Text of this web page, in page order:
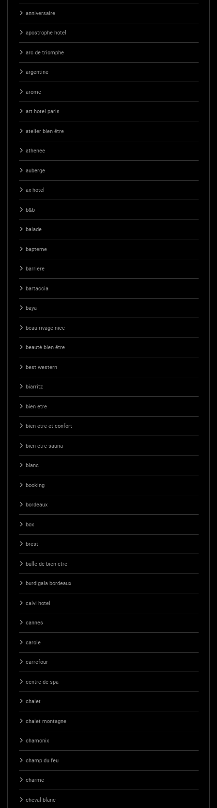
anniversaire
apostrophe hotel
arc de triomphe
argentine
arome
art hotel paris
atelier bien être
athenee
auberge
ax hotel
b&b
balade
bapteme
barriere
bartaccia
baya
beau rivage nice
beauté bien être
best western
biarritz
bien etre
bien etre et confort
bien etre sauna
blanc
booking
bordeaux
box
brest
bulle de bien etre
burdigala bordeaux
calvi hotel
cannes
carole
carrefour
centre de spa
chalet
chalet montagne
chamonix
champ du feu
charme
cheval blanc